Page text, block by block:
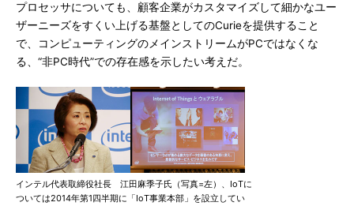
プロセッサについても、顧客企業がカスタマイズして細かなユー
ザーニーズをすくい上げる基盤としてのCurieを提供すること
で、コンピューティングのメインストリームがPCではなくな
る、“非PC時代”での存在感を示したい考えだ。
インテル代表取締役社長 江田麻季子氏（写真=左）、IoTに
ついては2014年第1四半期に「IoT事業本部」を設立してい